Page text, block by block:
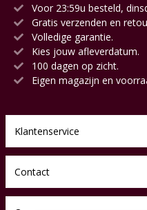
Voor 23:59u besteld,
Gratis verzenden en
Volledige garantie.
Kies jouw afleverdatum.
100 dagen op zicht.
Eigen magazijn en
Klantenservice
Contact